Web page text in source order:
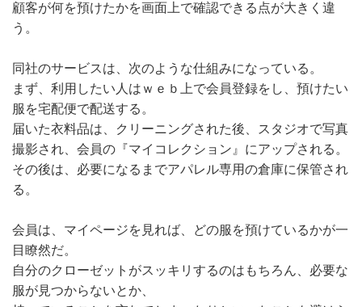
顧客が何を預けたかを画面上で確認できる点が大きく違
う。
同社のサービスは、次のような仕組みになっている。
まず、利用したい人はｗｅｂ上で会員登録をし、預けたい
服を宅配便で配送する。
届いた衣料品は、クリーニングされた後、スタジオで写真
撮影され、会員の『マイコレクション』にアップされる。
その後は、必要になるまでアパレル専用の倉庫に保管され
る。
会員は、マイページを見れば、どの服を預けているかが一
目瞭然だ。
自分のクローゼットがスッキリするのはもちろん、必要な
服が見つからないとか、